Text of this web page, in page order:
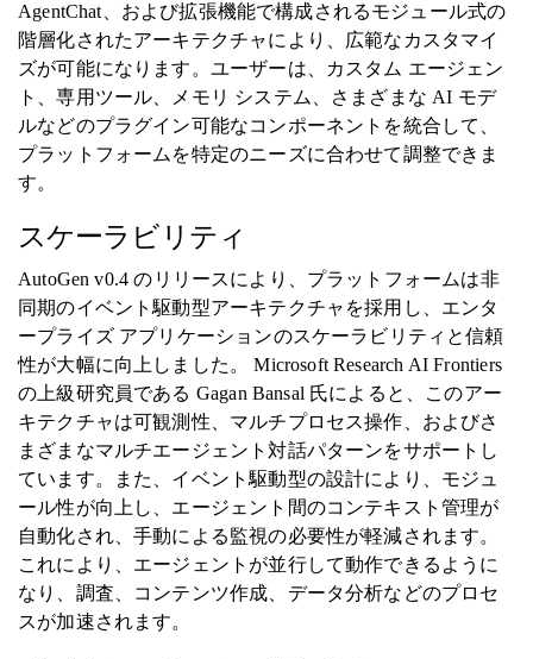
AgentChat、および拡張機能で構成されるモジュール式の
階層化されたアーキテクチャにより、広範なカスタマイ
ズが可能になります。ユーザーは、カスタム エージェン
ト、専用ツール、メモリ システム、さまざまな AI モデ
ルなどのプラグイン可能なコンポーネントを統合して、
プラットフォームを特定のニーズに合わせて調整できま
す。
スケーラビリティ
AutoGen v0.4 のリリースにより、プラットフォームは非
同期のイベント駆動型アーキテクチャを採用し、エンタ
ープライズ アプリケーションのスケーラビリティと信頼
性が大幅に向上しました。 Microsoft Research AI Frontiers
の上級研究員である Gagan Bansal 氏によると、このアー
キテクチャは可観測性、マルチプロセス操作、およびさ
まざまなマルチエージェント対話パターンをサポートし
ています。また、イベント駆動型の設計により、モジュ
ール性が向上し、エージェント間のコンテキスト管理が
自動化され、手動による監視の必要性が軽減されます。
これにより、エージェントが並行して動作できるように
なり、調査、コンテンツ作成、データ分析などのプロセ
スが加速されます。